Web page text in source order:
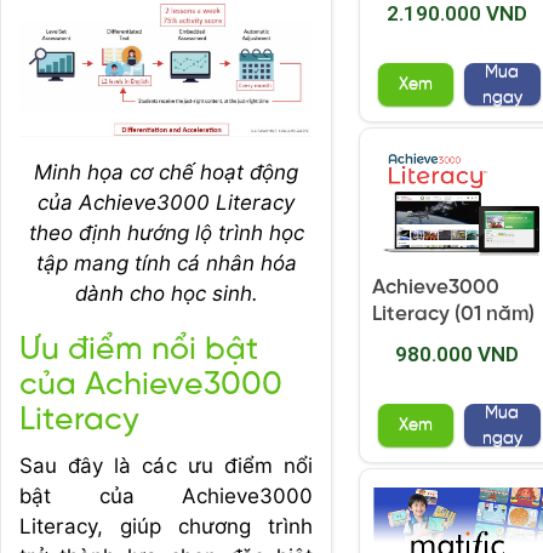
Minh họa cơ chế hoạt động
của Achieve3000 Literacy
theo định hướng lộ trình học
tập mang tính cá nhân hóa
dành cho học sinh.
Ưu điểm nổi bật
của Achieve3000
Literacy
Sau đây là các ưu điểm nổi
bật của Achieve3000
Literacy, giúp chương trình
2.190.000 VND
Xem
Mua
ngay
Achieve3000
Literacy (01 năm)
980.000 VND
Xem
Mua
ngay